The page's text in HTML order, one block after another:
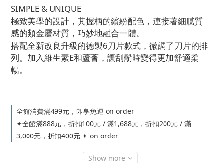
SIMPLE & UNIQUE
極致美學的設計，其握柄的繽紛配色，連接著細膩質
感的類金屬材質，巧妙地融合一體。
搭配全新改良升級的德製6刀片款式，微調了刀片的排
列。加入維生素E和蘆薈，讓刮鬍時變得更加舒適柔
暢。
全館消費滿499元，即享免運 on order
✦全館滿888元，折扣100元 / 滿1,688元，折扣200元 / 滿
3,000元，折扣400元 ✦ on order
Show more